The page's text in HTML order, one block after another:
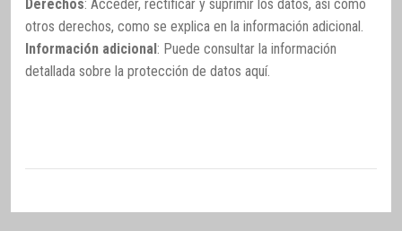
Derechos: Acceder, rectificar y suprimir los datos, así como
otros derechos, como se explica en la información adicional.
Información adicional : Puede consultar la información
detallada sobre la protección de datos aquí.